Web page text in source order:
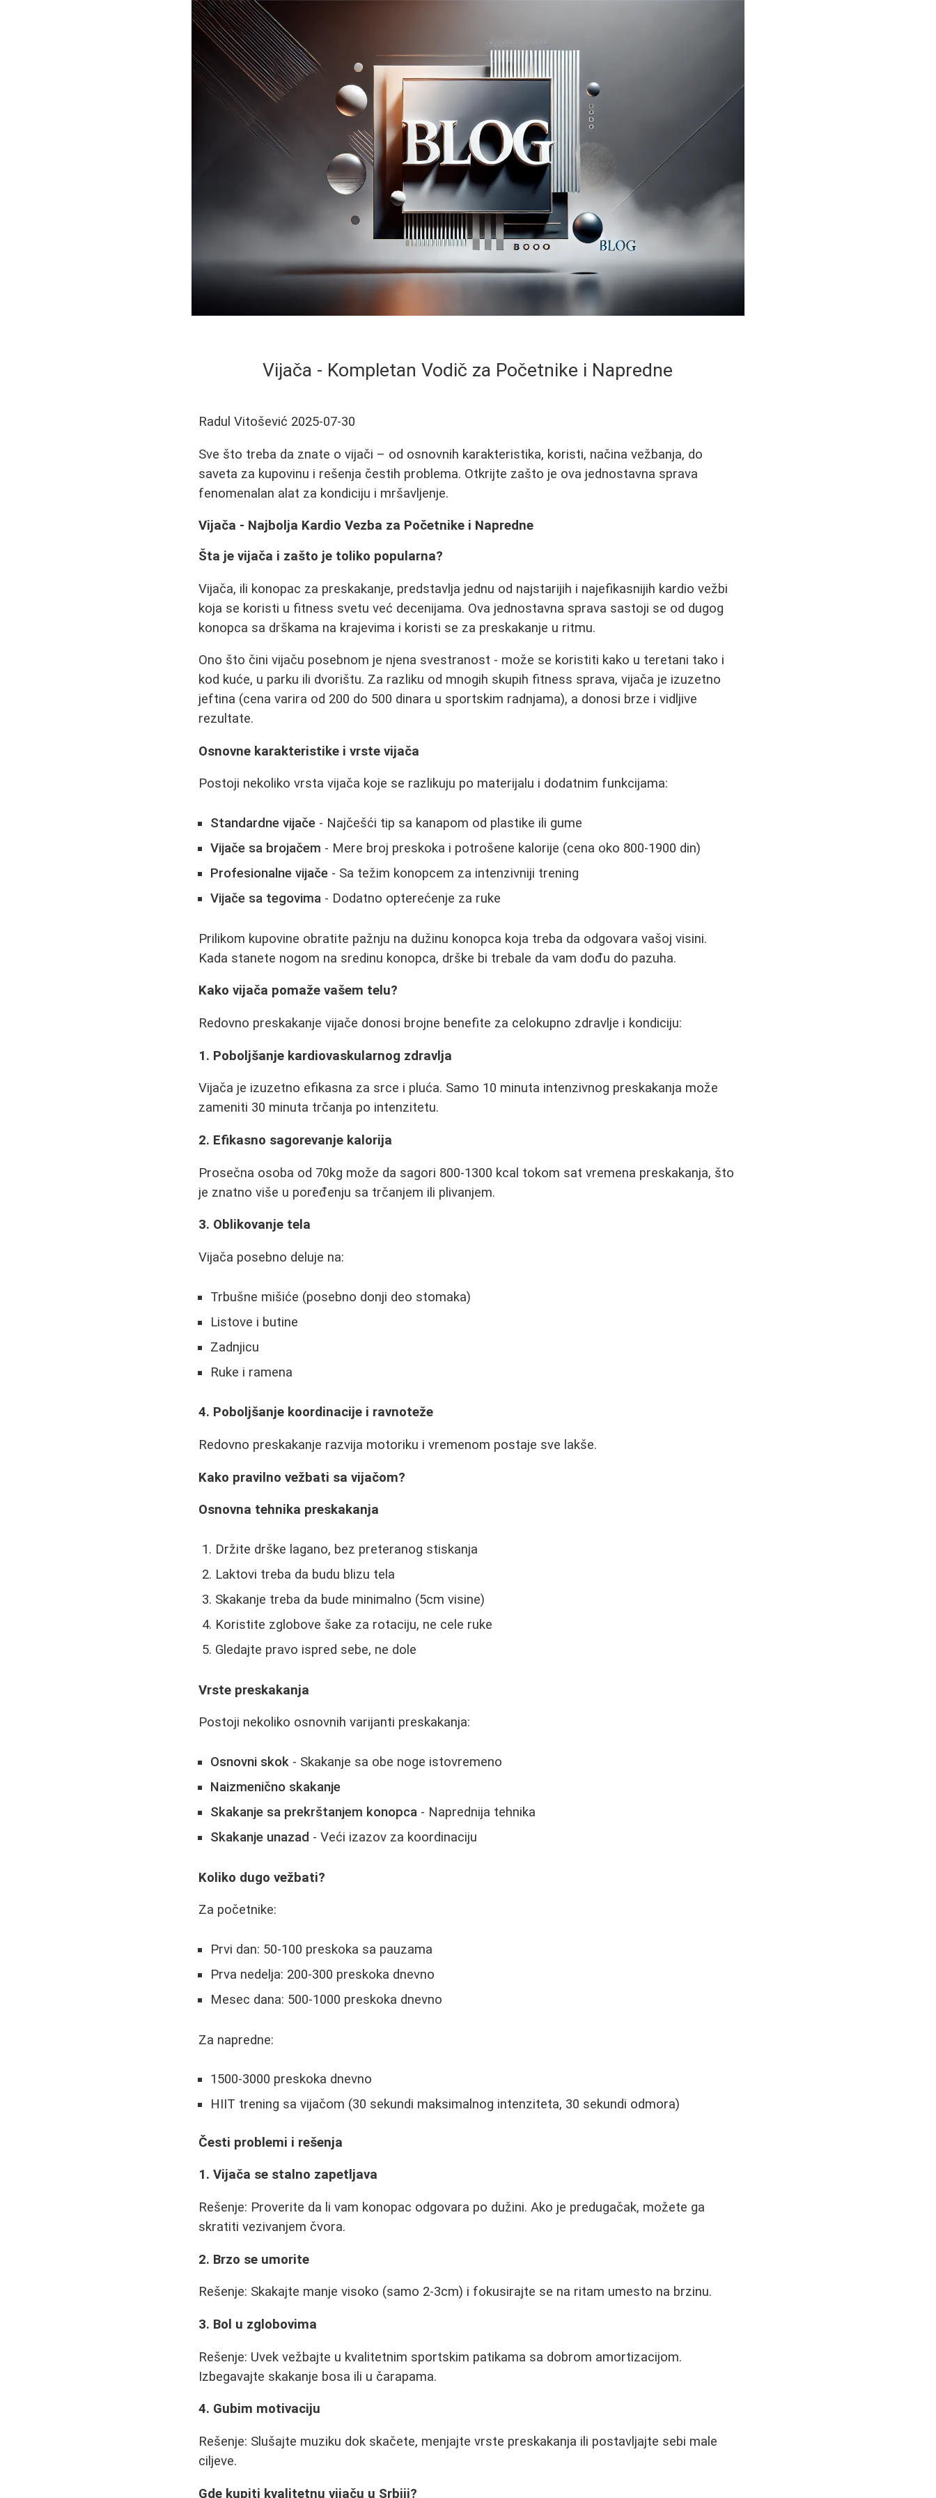
Vijača - Kompletan Vodič za Početnike i Napredne
Radul Vitošević 2025-07-30
Sve što treba da znate o vijači – od osnovnih karakteristika, koristi, načina vežbanja, do
saveta za kupovinu i rešenja čestih problema. Otkrijte zašto je ova jednostavna sprava
fenomenalan alat za kondiciju i mršavljenje.
Vijača - Najbolja Kardio Vezba za Početnike i Napredne
Šta je vijača i zašto je toliko popularna?
Vijača, ili konopac za preskakanje, predstavlja jednu od najstarijih i najefikasnijih kardio vežbi
koja se koristi u fitness svetu već decenijama. Ova jednostavna sprava sastoji se od dugog
konopca sa drškama na krajevima i koristi se za preskakanje u ritmu.
Ono što čini vijaču posebnom je njena svestranost - može se koristiti kako u teretani tako i
kod kuće, u parku ili dvorištu. Za razliku od mnogih skupih fitness sprava, vijača je izuzetno
jeftina (cena varira od 200 do 500 dinara u sportskim radnjama), a donosi brze i vidljive
rezultate.
Osnovne karakteristike i vrste vijača
Postoji nekoliko vrsta vijača koje se razlikuju po materijalu i dodatnim funkcijama:
Standardne vijače - Najčešći tip sa kanapom od plastike ili gume
Vijače sa brojačem - Mere broj preskoka i potrošene kalorije (cena oko 800-1900 din)
Profesionalne vijače - Sa težim konopcem za intenzivniji trening
Vijače sa tegovima - Dodatno opterećenje za ruke
Prilikom kupovine obratite pažnju na dužinu konopca koja treba da odgovara vašoj visini.
Kada stanete nogom na sredinu konopca, drške bi trebale da vam dođu do pazuha.
Kako vijača pomaže vašem telu?
Redovno preskakanje vijače donosi brojne benefite za celokupno zdravlje i kondiciju:
1. Poboljšanje kardiovaskularnog zdravlja
Vijača je izuzetno efikasna za srce i pluća. Samo 10 minuta intenzivnog preskakanja može
zameniti 30 minuta trčanja po intenzitetu.
2. Efikasno sagorevanje kalorija
Prosečna osoba od 70kg može da sagori 800-1300 kcal tokom sat vremena preskakanja, što
je znatno više u poređenju sa trčanjem ili plivanjem.
3. Oblikovanje tela
Vijača posebno deluje na:
Trbušne mišiće (posebno donji deo stomaka)
Listove i butine
Zadnjicu
Ruke i ramena
4. Poboljšanje koordinacije i ravnoteže
Redovno preskakanje razvija motoriku i vremenom postaje sve lakše.
Kako pravilno vežbati sa vijačom?
Osnovna tehnika preskakanja
Držite drške lagano, bez preteranog stiskanja
Laktovi treba da budu blizu tela
Skakanje treba da bude minimalno (5cm visine)
Koristite zglobove šake za rotaciju, ne cele ruke
Gledajte pravo ispred sebe, ne dole
Vrste preskakanja
Postoji nekoliko osnovnih varijanti preskakanja:
Osnovni skok - Skakanje sa obe noge istovremeno
Naizmenično skakanje
Skakanje sa prekrštanjem konopca - Naprednija tehnika
Skakanje unazad - Veći izazov za koordinaciju
Koliko dugo vežbati?
Za početnike:
Prvi dan: 50-100 preskoka sa pauzama
Prva nedelja: 200-300 preskoka dnevno
Mesec dana: 500-1000 preskoka dnevno
Za napredne:
1500-3000 preskoka dnevno
HIIT trening sa vijačom (30 sekundi maksimalnog intenziteta, 30 sekundi odmora)
Česti problemi i rešenja
1. Vijača se stalno zapetljava
Rešenje: Proverite da li vam konopac odgovara po dužini. Ako je predugačak, možete ga
skratiti vezivanjem čvora.
2. Brzo se umorite
Rešenje: Skakajte manje visoko (samo 2-3cm) i fokusirajte se na ritam umesto na brzinu.
3. Bol u zglobovima
Rešenje: Uvek vežbajte u kvalitetnim sportskim patikama sa dobrom amortizacijom.
Izbegavajte skakanje bosa ili u čarapama.
4. Gubim motivaciju
Rešenje: Slušajte muziku dok skačete, menjajte vrste preskakanja ili postavljajte sebi male
ciljeve.
Gde kupiti kvalitetnu vijaču u Srbiji?